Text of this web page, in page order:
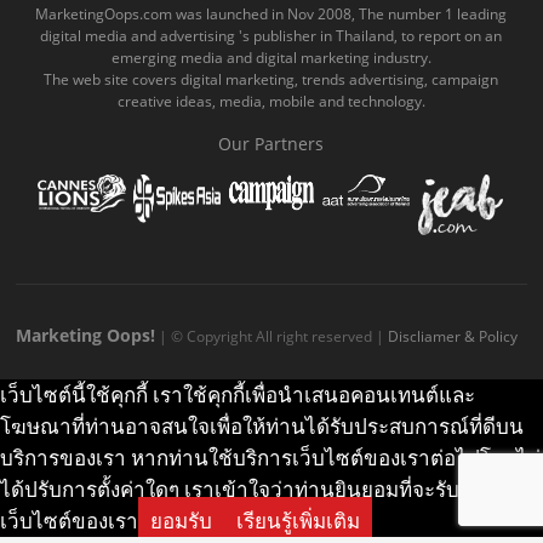
o
o
k
c
o
b
e
.
o
m
e
g
r
a
.
k
.
c
m
MarketingOops.com was launched in Nov 2008, The number 1 leading
digital media and advertising 's publisher in Thailand, to report on an
emerging media and digital marketing industry.
The web site covers digital marketing, trends advertising, campaign
creative ideas, media, mobile and technology.
Our Partners
Marketing Oops! | © Copyright All right reserved | Discliamer & Policy
เว็บไซต์นี้ใช้คุกกี้ เราใช้คุกกี้เพื่อนำเสนอคอนเทนต์และ
โฆษณาที่ท่านอาจสนใจเพื่อให้ท่านได้รับประสบการณ์ที่ดีบน
บริการของเรา หากท่านใช้บริการเว็บไซต์ของเราต่อไปโดยไม่
ได้ปรับการตั้งค่าใดๆ เราเข้าใจว่าท่านยินยอมที่จะรับคุกกี้บน
เว็บไซต์ของเรา ยอมรับ เรียนรู้เพิ่มเติม